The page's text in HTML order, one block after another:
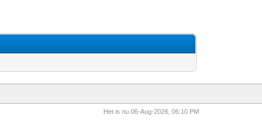
Het is nu 06-Aug-2026, 06:10 PM